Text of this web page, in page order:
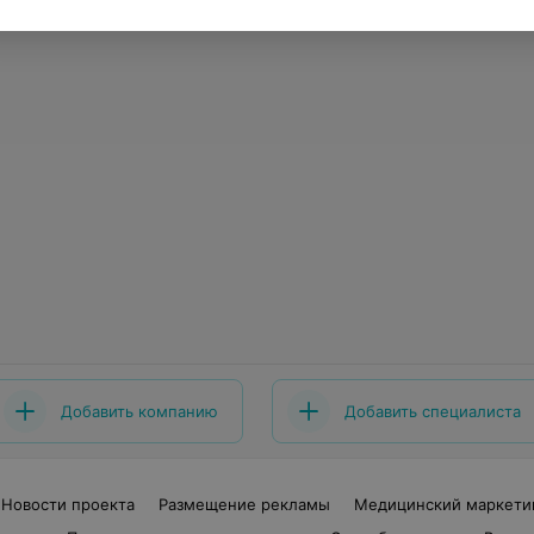
Добавить компанию Добавить специалиста
Новости проекта Размещение рекламы
Медицинский